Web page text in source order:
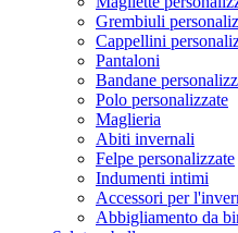
Grembiuli
Cappellini
Pantaloni
Bandane
Polo personalizzate
Maglieria
Abiti invernali
Felpe personalizzate
Indumenti intimi
Accessori per
Abbigliamento da